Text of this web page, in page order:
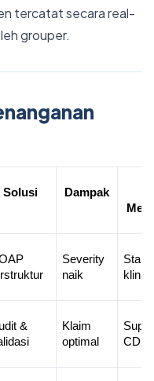
tercatat secara real-
grouper.
Solusi Dampak
Severity
naik
klinis
&
Klaim
optimal